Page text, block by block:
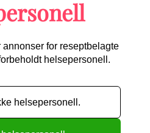
for reseptbelagte
helsepersonell.
helsepersonell.